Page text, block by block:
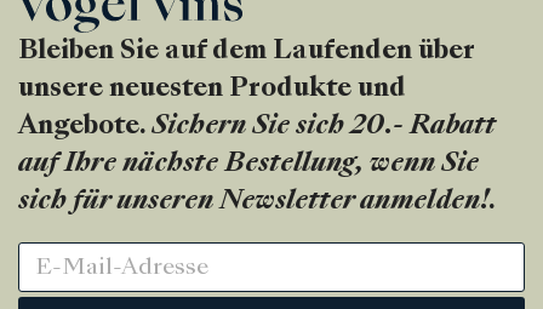
Bleiben Sie auf dem Laufenden über
unsere neuesten Produkte und
Angebote. Sichern Sie sich 20.- Rabatt
auf Ihre nächste Bestellung, wenn Sie
sich für unseren Newsletter anmelden!.